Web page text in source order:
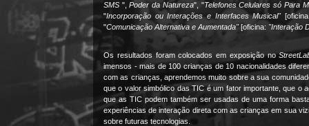
SMS ",Poder da Natureza", "Telefones Celulares só Para
"Incorporação ou Interações e Interfaces Musical"
"Comunicação Alternativa e Aumentada"[oficina: "Interação
Os resultados foram colocados em exposição no
imensos - mais de 100 crianças de 10 nacionalidades
com as crianças, aprendemos muito sobre a sua
que o valor simbólico das TIC é um fator importante, que o
que as TIC podem também ser usadas de uma forma
experiências de interação direta com as crianças em sua
sobre futuras tecnologias.